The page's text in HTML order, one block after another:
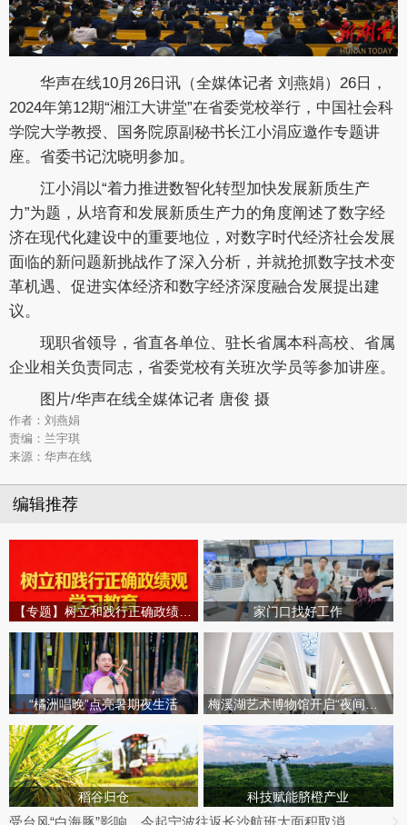
华声在线10月26日讯（全媒体记者 刘燕娟）26日，
2024年第12期“湘江大讲堂”在省委党校举行，中国社会科
学院大学教授、国务院原副秘书长江小涓应邀作专题讲
座。省委书记沈晓明参加。
江小涓以“着力推进数智化转型加快发展新质生产
力”为题，从培育和发展新质生产力的角度阐述了数字经
济在现代化建设中的重要地位，对数字时代经济社会发展
面临的新问题新挑战作了深入分析，并就抢抓数字技术变
革机遇、促进实体经济和数字经济深度融合发展提出建
议。
现职省领导，省直各单位、驻长省属本科高校、省属
企业相关负责同志，省委党校有关班次学员等参加讲座。
图片/华声在线全媒体记者 唐俊 摄
作者：刘燕娟
责编：兰宇琪
来源：华声在线
编辑推荐
家门口找好工作
“橘洲唱晚”点亮暑期夜生活 梅溪湖艺术博物馆开启“夜间模式”
稻谷归仓 科技赋能脐橙产业